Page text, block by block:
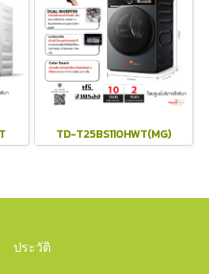
TD-T25BS110HWT(MG)
ประวัติ